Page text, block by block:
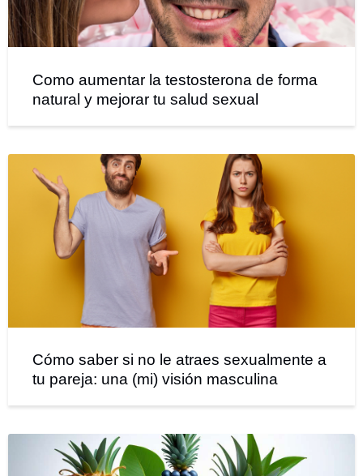
Como aumentar la testosterona de forma
natural y mejorar tu salud sexual
Cómo saber si no le atraes sexualmente a
tu pareja: una (mi) visión masculina